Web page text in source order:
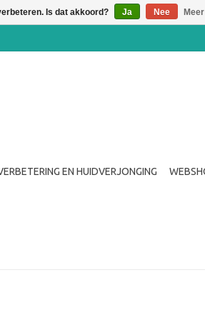
EN HUIDVERJONGING
Is dat akkoord? Ja Nee